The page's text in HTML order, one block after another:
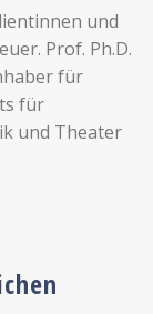
und
Prof. Ph.D.
für
für
und Theater